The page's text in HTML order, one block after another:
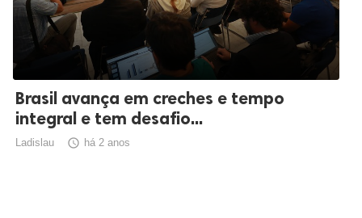
Brasil avança em creches e tempo
integral e tem desafio...
Ladislau  há 2 anos